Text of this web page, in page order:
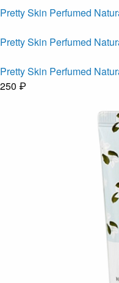
Pretty Skin Perfumed
Pretty Skin Perfumed
Pretty Skin Perfumed
250 ₽